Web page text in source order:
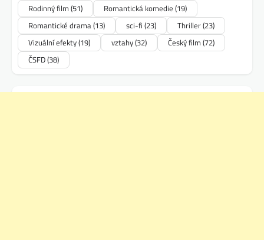
Rodinný film (51) Romantická komedie (19)
Romantické drama(13) sci-fi (23) Thriller(23)
Vizuální efekty(19) vztahy(32) Český film (72)
ČSFD(38)